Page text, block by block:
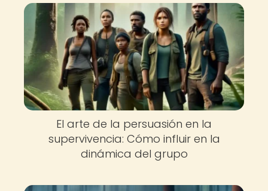
El arte de la persuasión en la
supervivencia: Cómo influir en la
dinámica del grupo